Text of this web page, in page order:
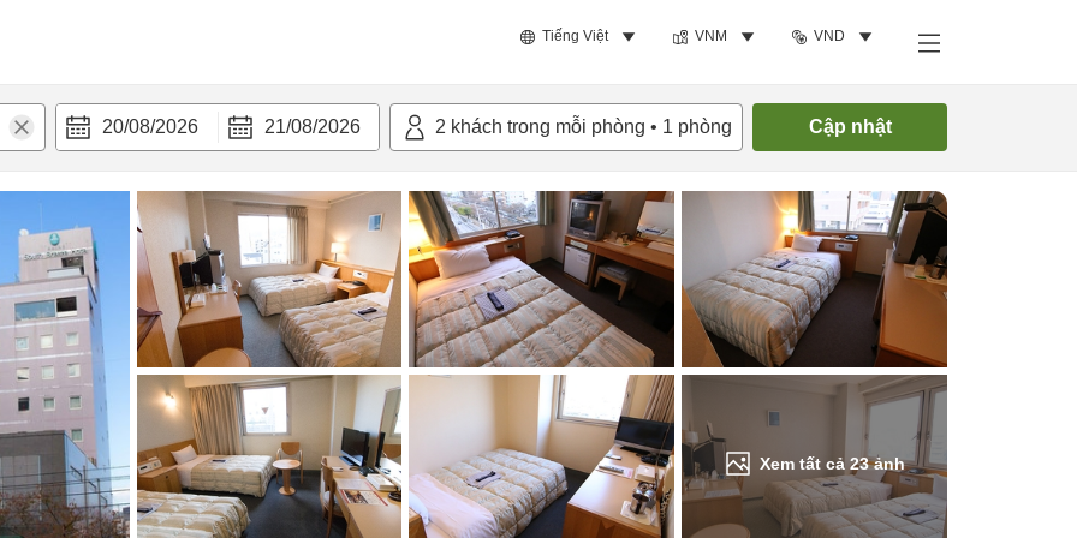
Tiếng Việt VNM VND
20/08/2026 21/08/2026 2 khách trong mỗi phòng • 1 phòng Cập nhật
Xem tất cả23ảnh
nghi Tìm phòng trống